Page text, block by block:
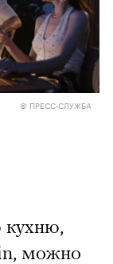
© ПРЕСС-СЛУЖБА
можно